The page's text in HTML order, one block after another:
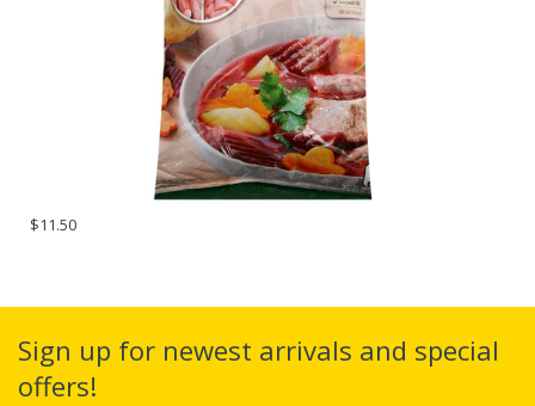
$11.50
Sign up for newest arrivals and special
offers!